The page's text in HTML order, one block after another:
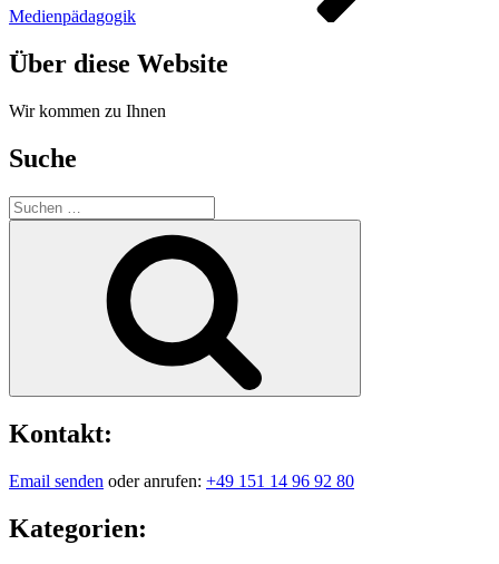
Medienpädagogik
Über diese Website
Wir kommen zu Ihnen
Suche
Suche
nach:
Kontakt:
Email senden oder anrufen: +49 151 14 96 92 80
Kategorien: